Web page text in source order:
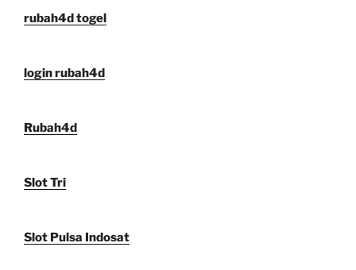
rubah4d togel
login rubah4d
Rubah4d
Slot Tri
Slot Pulsa Indosat